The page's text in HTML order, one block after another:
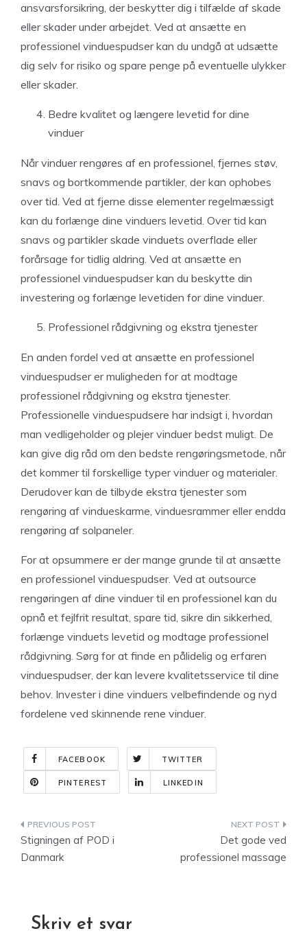
ansvarsforsikring, der beskytter dig i tilfælde af skade
eller skader under arbejdet. Ved at ansætte en
professionel vinduespudser kan du undgå at udsætte
dig selv for risiko og spare penge på eventuelle ulykker
eller skader.
Bedre kvalitet og længere levetid for dine
vinduer
Når vinduer rengøres af en professionel, fjernes støv,
snavs og bortkommende partikler, der kan ophobes
over tid. Ved at fjerne disse elementer regelmæssigt
kan du forlænge dine vinduers levetid. Over tid kan
snavs og partikler skade vinduets overflade eller
forårsage for tidlig aldring. Ved at ansætte en
professionel vinduespudser kan du beskytte din
investering og forlænge levetiden for dine vinduer.
Professionel rådgivning og ekstra tjenester
En anden fordel ved at ansætte en professionel
vinduespudser er muligheden for at modtage
professionel rådgivning og ekstra tjenester.
Professionelle vinduespudsere har indsigt i, hvordan
man vedligeholder og plejer vinduer bedst muligt. De
kan give dig råd om den bedste rengøringsmetode, når
det kommer til forskellige typer vinduer og materialer.
Derudover kan de tilbyde ekstra tjenester som
rengøring af vindueskarme, vinduesrammer eller endda
rengøring af solpaneler.
For at opsummere er der mange grunde til at ansætte
en professionel vinduespudser. Ved at outsource
rengøringen af dine vinduer til en professionel kan du
opnå et fejlfrit resultat, spare tid, sikre din sikkerhed,
forlænge vinduets levetid og modtage professionel
rådgivning. Sørg for at finde en pålidelig og erfaren
vinduespudser, der kan levere kvalitetsservice til dine
behov. Invester i dine vinduers velbefindende og nyd
fordelene ved skinnende rene vinduer.
FACEBOOK TWITTER
PINTEREST LINKEDIN
Indlægsnavigation
Stigningen af POD i
Danmark
Det gode ved
professionel massage
Skriv et svar